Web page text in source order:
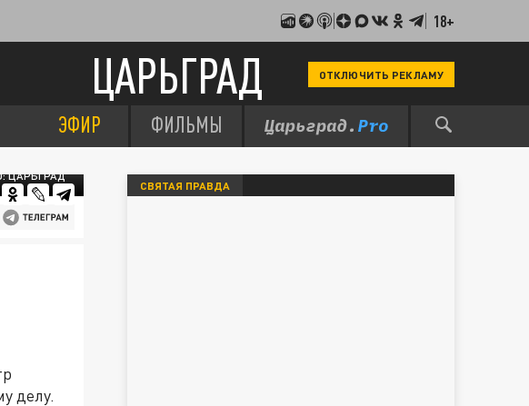
18+
ЦАРЬГРАД ОТКЛЮЧИТЬ РЕКЛАМУ
ЭФИР ФИЛЬМЫ
ЦАРЬГРАД
делу.
СВЯТАЯ ПРАВДА